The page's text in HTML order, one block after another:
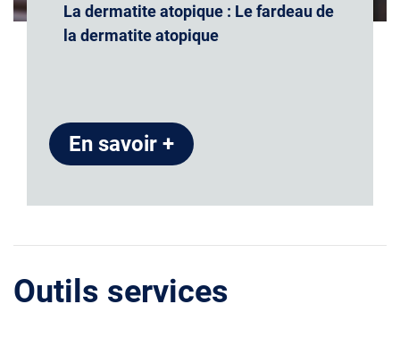
La dermatite atopique : Le fardeau de
la dermatite atopique
En savoir +
Outils services